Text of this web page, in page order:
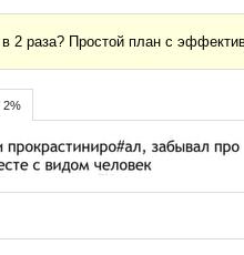
2 раза? Простой план с
2%